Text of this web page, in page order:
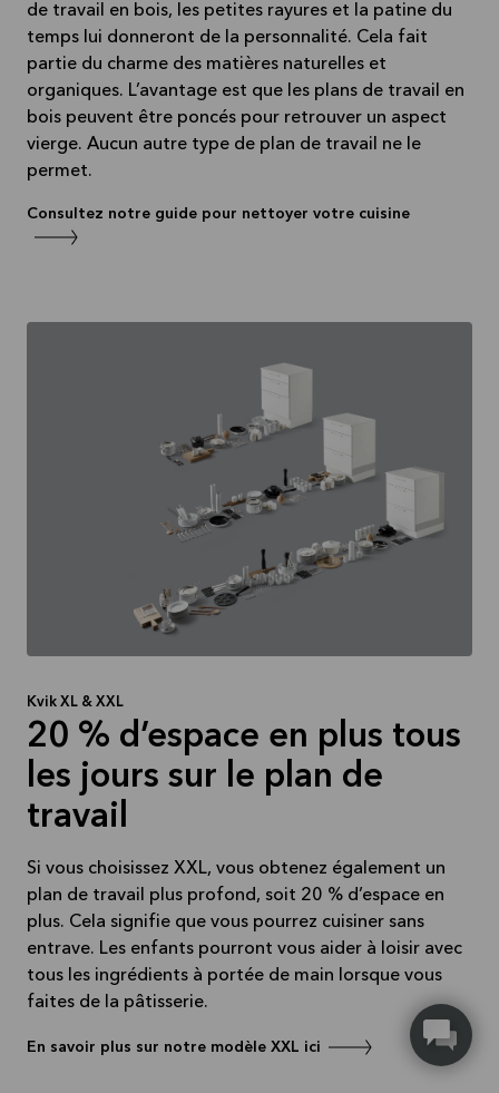
de travail en bois, les petites rayures et la patine du
temps lui donneront de la personnalité. Cela fait
partie du charme des matières naturelles et
organiques. L’avantage est que les plans de travail en
bois peuvent être poncés pour retrouver un aspect
vierge. Aucun autre type de plan de travail ne le
permet.
Consultez notre guide pour nettoyer votre cuisine
Kvik XL & XXL
20 % d’espace en plus tous
les jours sur le plan de
travail
Si vous choisissez XXL, vous obtenez également un
plan de travail plus profond, soit 20 % d’espace en
plus. Cela signifie que vous pourrez cuisiner sans
entrave. Les enfants pourront vous aider à loisir avec
tous les ingrédients à portée de main lorsque vous
faites de la pâtisserie.
En savoir plus sur notre modèle XXL ici